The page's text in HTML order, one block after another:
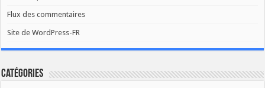
Flux des commentaires
Site de WordPress-FR
Catégories